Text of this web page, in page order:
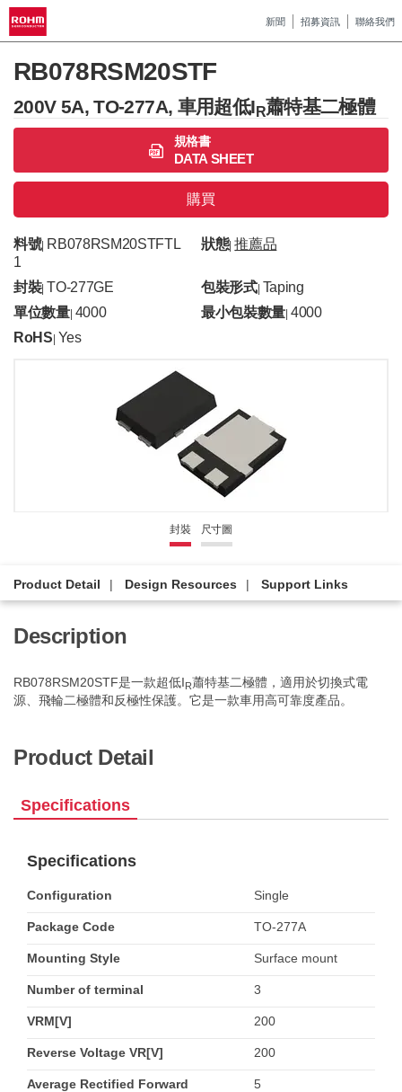
新聞 招募資訊 聯絡我們
RB078RSM20STF
200V 5A, TO-277A, 車用超低I R蕭特基二極體
規格書
DATA SHEET
購買
料號| RB078RSM20STFTL
1
狀態|推薦品
封裝| TO-277GE 包裝形式| Taping
單位數量| 4000 最小包裝數量 |4000
RoHS Yes
封裝 尺寸圖
Product Detail Design Resources Support Links
Description
RB078RSM20STF是一款超低IR蕭特基二極體，適用於切換式電
源、飛輪二極體和反極性保護。它是一款車用高可靠度產品。
Product Detail
Specifications
Specifications
Configuration Single
Package Code TO-277A
Mounting Style Surface mount
Number of terminal 3
VRM[V] 200
Reverse Voltage VR[V] 200
Average Rectified Forward
5